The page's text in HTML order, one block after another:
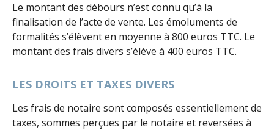
Le montant des débours n’est connu qu’à la
finalisation de l’acte de vente. Les émoluments de
formalités s’élèvent en moyenne à 800 euros TTC. Le
montant des frais divers s’élève à 400 euros TTC.
LES DROITS ET TAXES DIVERS
Les frais de notaire sont composés essentiellement de
taxes, sommes perçues par le notaire et reversées à